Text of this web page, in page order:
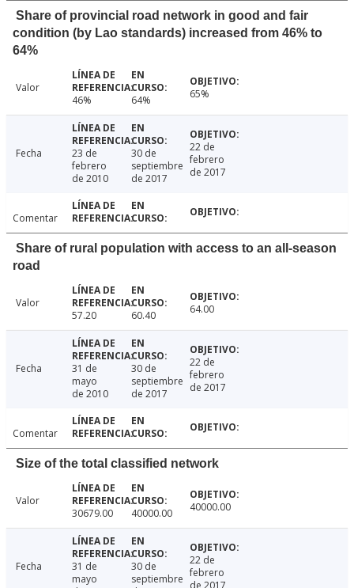
Share of provincial road network in good and fair
condition (by Lao standards) increased from 46% to
64%
Valor
46%
64% 65%
Fecha
23 de
febrero
de 2010
30 de
septiembre
de 2017
22 de
febrero
de 2017
Comentar
Share of rural population with access to an all-season
road
Valor
57.20
60.40 64.00
Fecha
31 de
mayo
de 2010
30 de
septiembre
de 2017
22 de
febrero
de 2017
Comentar
Size of the total classified network
Valor
30679.00
40000.00 40000.00
Fecha
31 de
mayo
30 de
septiembre
22 de
febrero